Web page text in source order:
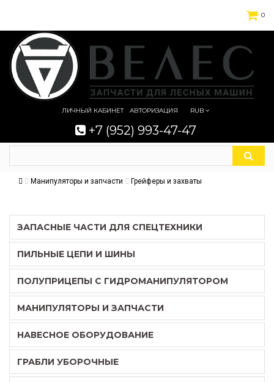
0
ЛИЧНЫЙ КАБИНЕТ АВТОРИЗАЦИЯ RUB
+7 (952) 993-47-47
Манипуляторы и запчасти Грейферы и захваты
ЗАПАСНЫЕ ЧАСТИ ДЛЯ СПЕЦТЕХНИКИ
ПИЛЬНЫЕ ЦЕПИ И ШИНЫ
ПОЛУПРИЦЕПЫ С ГИДРОМАНИПУЛЯТОРОМ
МАНИПУЛЯТОРЫ И ЗАПЧАСТИ
НАВЕСНОЕ ОБОРУДОВАНИЕ
ГРАБЛИ УБОРОЧНЫЕ